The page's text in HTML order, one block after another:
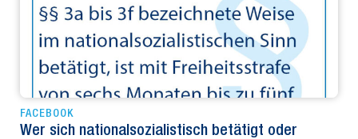
FACEBOOK
Wer sich nationalsozialistisch betätigt oder